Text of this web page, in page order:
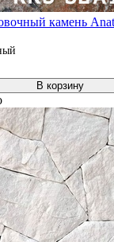
камень
В корзину